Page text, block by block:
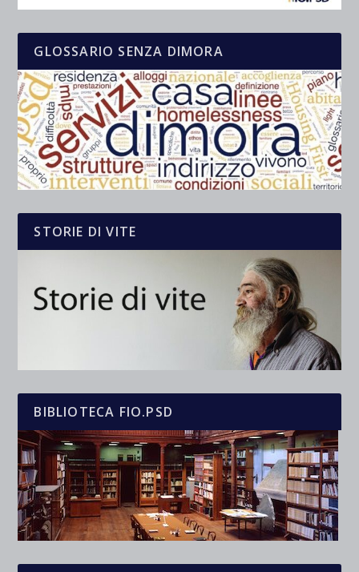
GLOSSARIO SENZA DIMORA
STORIE DI VITE
BIBLIOTECA FIO.PSD